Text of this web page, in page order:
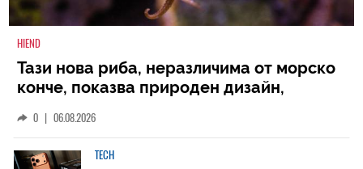
HIEND
Тази нова риба, неразличима от морско
конче, показва природен дизайн,
0 06.08.2026
TECH